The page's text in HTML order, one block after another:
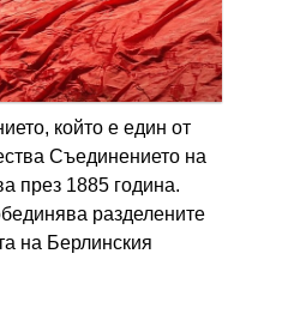
който е един от
Съединението на
през 1885 година.
разделените
на Берлинския